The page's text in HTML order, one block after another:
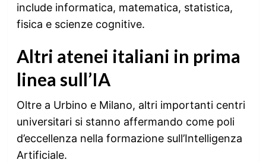
include informatica, matematica, statistica,
fisica e scienze cognitive.
Altri atenei italiani in prima
linea sull’IA
Oltre a Urbino e Milano, altri importanti centri
universitari si stanno affermando come poli
d’eccellenza nella formazione sull’Intelligenza
Artificiale.